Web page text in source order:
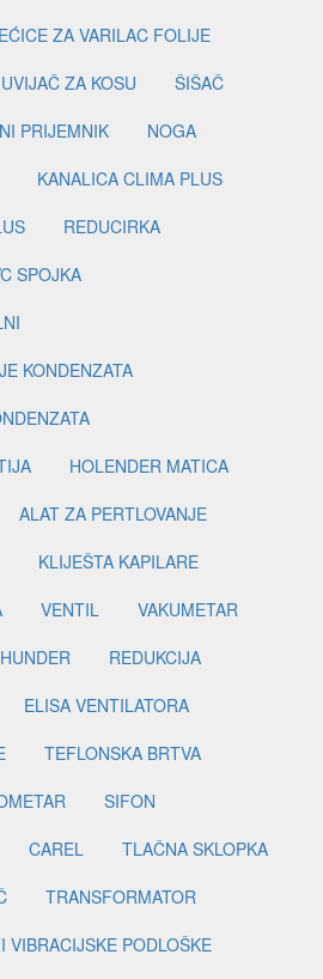
ZA VARILAC FOLIJE
UVIJAČ ZA KOSU
ŠIŠAČ
PRIJEMNIK
NOGA
KANALICA CLIMA PLUS
REDUCIRKA
SPOJKA
KONDENZATA
HOLENDER MATICA
ALAT ZA PERTLOVANJE
KLIJEŠTA KAPILARE
VENTIL
VAKUMETAR
REDUKCIJA
ELISA VENTILATORA
TEFLONSKA BRTVA
SIFON
CAREL
TLAČNA SKLOPKA
TRANSFORMATOR
VIBRACIJSKE PODLOŠKE